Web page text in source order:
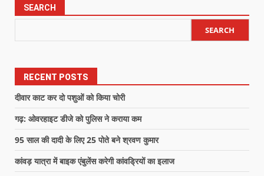
SEARCH
SEARCH
RECENT POSTS
दीवार काट कर दो पशुओं को किया चोरी
गढ़: ओवरहाइट डीजे को पुलिस ने कराया कम
95 साल की दादी के लिए 25 पोते बने श्रवण कुमार
कांवड़ यात्रा में बाइक एंबुलेंस करेगी कांवड्रियों का इलाज